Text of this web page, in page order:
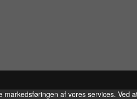
af vores services. Ved